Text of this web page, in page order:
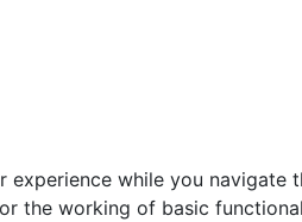
while you
the working of basic